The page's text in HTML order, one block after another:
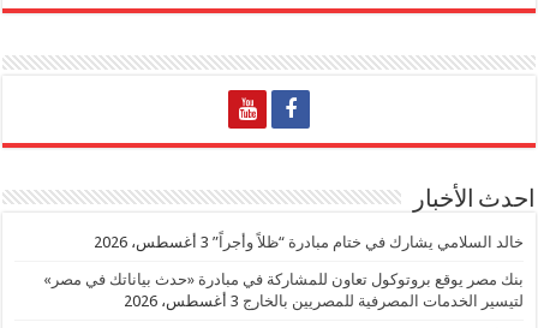
احدث الأخبار
خالد السلامي يشارك في ختام مبادرة “ظلاً وأجراً” 3 أغسطس، 2026
بنك مصر يوقع بروتوكول تعاون للمشاركة في مبادرة «حدث بياناتك في مصر»
لتيسير الخدمات المصرفية للمصريين بالخارج 3 أغسطس، 2026